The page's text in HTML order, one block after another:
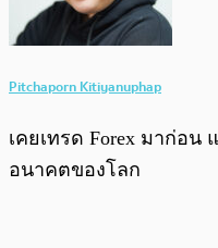
Pitchaporn Kitiyanuphap
เคยเทรด Forex มาก่อน
อนาคตของโลก